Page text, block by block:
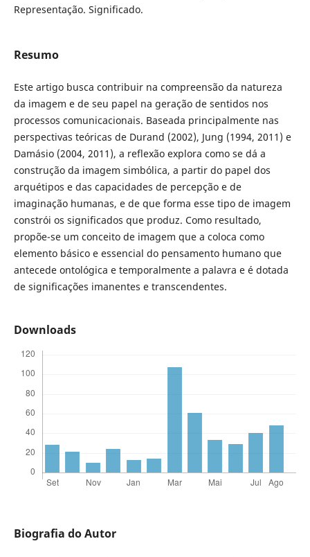
Representação. Significado.
Resumo
Este artigo busca contribuir na compreensão da natureza
da imagem e de seu papel na geração de sentidos nos
processos comunicacionais. Baseada principalmente nas
perspectivas teóricas de Durand (2002), Jung (1994, 2011) e
Damásio (2004, 2011), a reflexão explora como se dá a
construção da imagem simbólica, a partir do papel dos
arquétipos e das capacidades de percepção e de
imaginação humanas, e de que forma esse tipo de imagem
constrói os significados que produz. Como resultado,
propõe-se um conceito de imagem que a coloca como
elemento básico e essencial do pensamento humano que
antecede ontológica e temporalmente a palavra e é dotada
de significações imanentes e transcendentes.
Downloads
Biografia do Autor